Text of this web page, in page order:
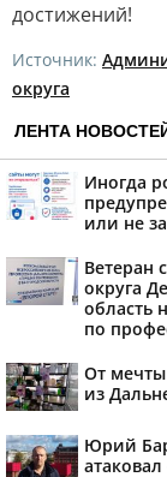
достижений!
Источник:
округа
ЛЕНТА
Иногда
или не
Ветеран
округа
область
по
От мечты
из
Юрий